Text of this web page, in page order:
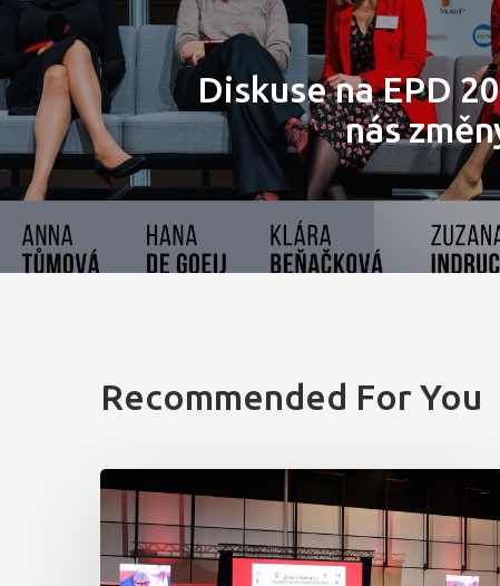
Diskuse na EPD
nás
Recommended For You